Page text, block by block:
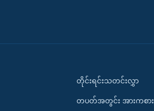
တိုင်းရင်းသတင်းလွှာ
တပတ်အတွင်း အားကစား